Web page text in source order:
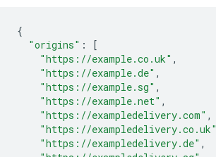
{
"origins" :
[
"https://example.co.uk" ,
"https://example.de" ,
"https://example.sg" ,
"https://example.net" ,
"https://exampledelivery.com" ,
"https://exampledelivery.co.uk"
"https://exampledelivery.de" ,